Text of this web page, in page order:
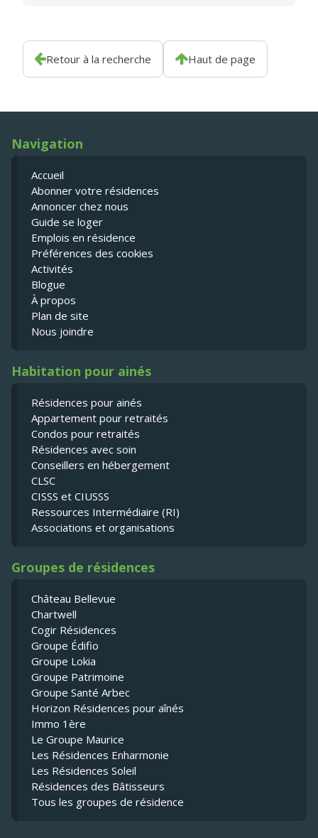
Retour à la recherche Haut de page
Navigation
Accueil
Abonner votre résidences
Annoncer chez nous
Guide se loger
Emplois en résidence
Préférences des cookies
Activités
Blogue
À propos
Plan de site
Nous joindre
Habitation pour ainés
Résidences pour ainés
Appartement pour retraités
Condos pour retraités
Résidences avec soin
Conseillers en hébergement
CLSC
CISSS et CIUSSS
Ressources Intermédiaire (RI)
Associations et organisations
Groupes de résidences
Château Bellevue
Chartwell
Cogir Résidences
Groupe Édifio
Groupe Lokia
Groupe Patrimoine
Groupe Santé Arbec
Horizon Résidences pour aînés
Immo 1ère
Le Groupe Maurice
Les Résidences Enharmonie
Les Résidences Soleil
Résidences des Bâtisseurs
Tous les groupes de résidence